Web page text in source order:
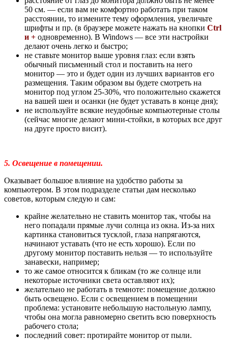
50 см. — если вам не комфортно работать при таком
расстоянии, то измените тему оформления, увеличьте
шрифты и пр. (в браузере можете нажать на кнопки Ctrl
и + одновременно). В Windows — все эти настройки
делают очень легко и быстро;
не ставьте монитор выше уровня глаз: если взять
обычный письменный стол и поставить на него
монитор — это и будет один из лучших вариантов его
размещения. Таким образом вы будете смотреть на
монитор под углом 25-30%, что положительно скажется
на вашей шеи и осанки (не будет уставать в конце дня);
не используйте всякие неудобные компьютерные столы
(сейчас многие делают мини-стойки, в которых все друг
на друге просто висит).
5. Освещение в помещении.
Оказывает большое влияние на удобство работы за
компьютером. В этом подразделе статьи дам несколько
советов, которым следую и сам:
крайне желательно не ставить монитор так, чтобы на
него попадали прямые лучи солнца из окна. Из-за них
картинка становиться тусклой, глаза напрягаются,
начинают уставать (что не есть хорошо). Если по
другому монитор поставить нельзя — то используйте
занавески, например;
то же самое относится к бликам (то же солнце или
некоторые источники света оставляют их);
желательно не работать в темноте: помещение должно
быть освещено. Если с освещением в помещении
проблема: установите небольшую настольную лампу,
чтобы она могла равномерно светить всю поверхность
рабочего стола;
последний совет: протирайте монитор от пыли.